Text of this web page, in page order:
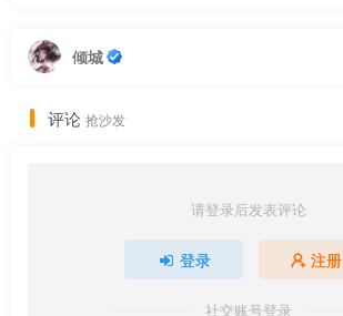
倾城
评论 抢沙发
请登录后发表评论
登录 注册
社交账号登录